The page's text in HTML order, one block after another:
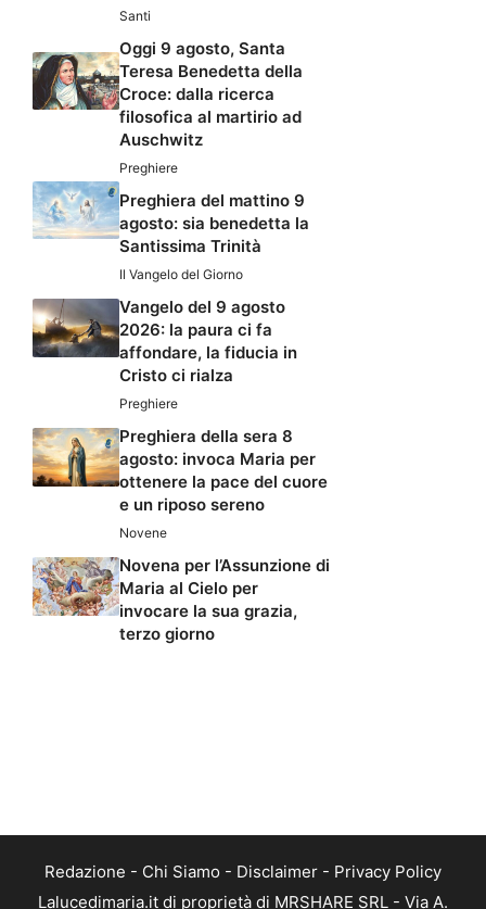
Santi
Oggi 9 agosto, Santa
Teresa Benedetta della
Croce: dalla ricerca
filosofica al martirio ad
Auschwitz
Preghiere
Preghiera del mattino 9
agosto: sia benedetta la
Santissima Trinità
Il Vangelo del Giorno
Vangelo del 9 agosto
2026: la paura ci fa
affondare, la fiducia in
Cristo ci rialza
Preghiere
Preghiera della sera 8
agosto: invoca Maria per
ottenere la pace del cuore
e un riposo sereno
Novene
Novena per l’Assunzione di
Maria al Cielo per
invocare la sua grazia,
terzo giorno
Redazione - Chi Siamo - Disclaimer - Privacy Policy
Lalucedimaria.it di proprietà di MRSHARE SRL - Via A.